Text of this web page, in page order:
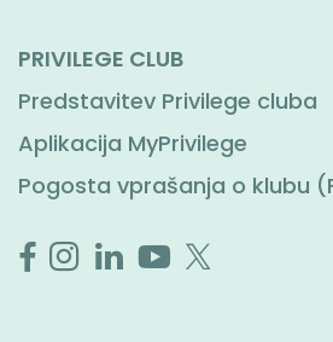
PRIVILEGE CLUB
Predstavitev Privilege cluba
Aplikacija MyPrivilege
Pogosta vprašanja o klubu